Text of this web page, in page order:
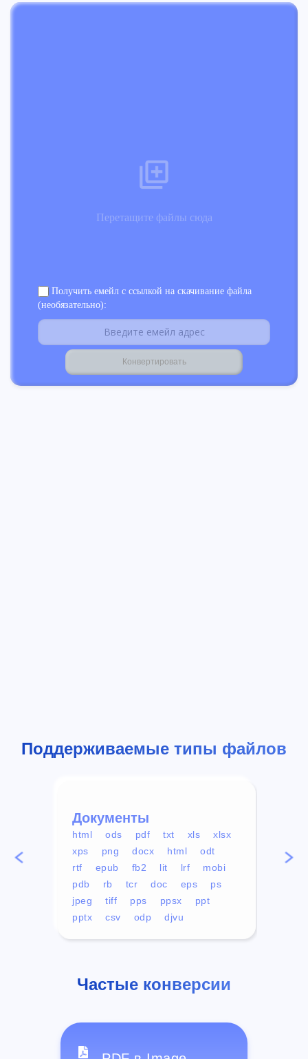
Перетащите файлы сюда
Получить емейл с ссылкой на скачивание файла
(необязательно):
Поддерживаемые типы файлов
Документы
html ods pdf txt xls
xlsx
xps
png docx html
odt
rtf
epub fb2 lit lrf
mobi
pdb
rb tcr doc eps
ps
jpeg
tiff pps ppsx
ppt
pptx
csv odp djvu
mp4
Частые конверсии